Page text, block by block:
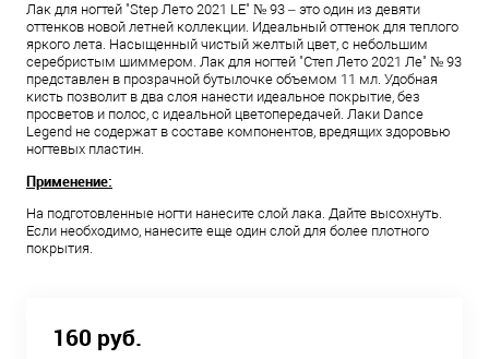
Лак для ногтей "Step Лето 2021 LE" № 93 – это один из девяти
оттенков новой летней коллекции. Идеальный оттенок для теплого
яркого лета. Насыщенный чистый желтый цвет, с небольшим
серебристым шиммером. Лак для ногтей "Степ Лето 2021 Ле" № 93
представлен в прозрачной бутылочке объемом 11 мл. Удобная
кисть позволит в два слоя нанести идеальное покрытие, без
просветов и полос, с идеальной цветопередачей. Лаки Dance
Legend не содержат в составе компонентов, вредящих здоровью
ногтевых пластин.
Применение:
На подготовленные ногти нанесите слой лака. Дайте высохнуть.
Если необходимо, нанесите еще один слой для более плотного
покрытия.
160 руб.